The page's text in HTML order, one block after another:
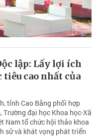
lập: Lấy lợi ích
tiêu cao nhất của
tỉnh Cao Bằng phối hợp
Trường đại học Khoa học-Xã
Nam tổ chức hội thảo khoa
sử và khát vọng phát triển